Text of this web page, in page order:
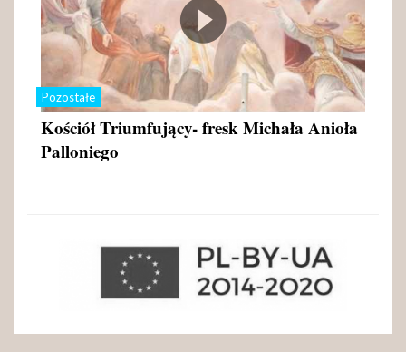
Pozostałe
Kościół Triumfujący- fresk Michała Anioła
Palloniego